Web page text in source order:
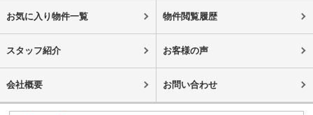
お気に入り物件一覧 物件閲覧履歴
スタッフ紹介 お客様の声
会社概要 お問い合わせ